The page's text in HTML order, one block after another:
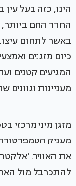
הינו, כזה בעל
החדר החם ביותר,
באשר לתחום
כיום מזגנים
המגיעים קטנים
מעניינות
מעניק הטמפרטורה
את האוויר.
להתכרבל מול